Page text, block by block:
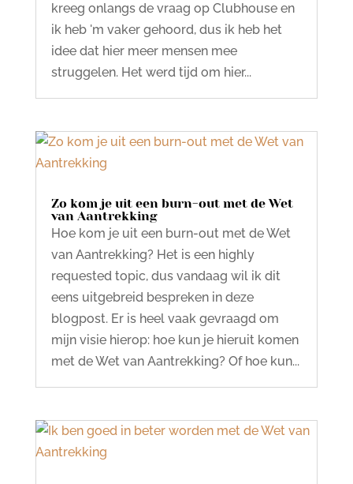
kreeg onlangs de vraag op Clubhouse en
ik heb 'm vaker gehoord, dus ik heb het
idee dat hier meer mensen mee
struggelen. Het werd tijd om hier...
Zo kom je uit een burn-out met de Wet
van Aantrekking
Hoe kom je uit een burn-out met de Wet
van Aantrekking? Het is een highly
requested topic, dus vandaag wil ik dit
eens uitgebreid bespreken in deze
blogpost. Er is heel vaak gevraagd om
mijn visie hierop: hoe kun je hieruit komen
met de Wet van Aantrekking? Of hoe kun...